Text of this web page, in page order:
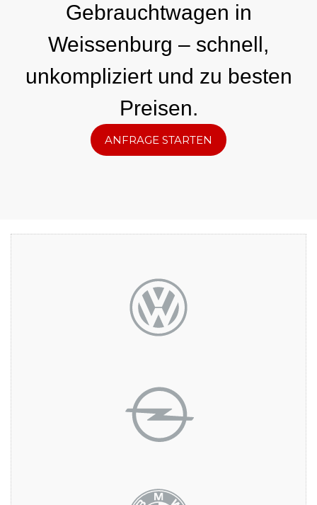
Gebrauchtwagen in
Weissenburg – schnell,
unkompliziert und zu besten
Preisen.
ANFRAGE STARTEN